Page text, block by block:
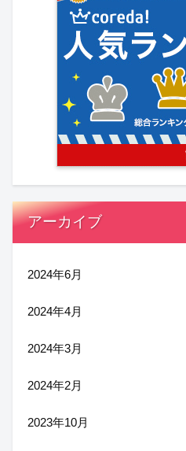
アーカイブ
2024年6月
2024年4月
2024年3月
2024年2月
2023年10月